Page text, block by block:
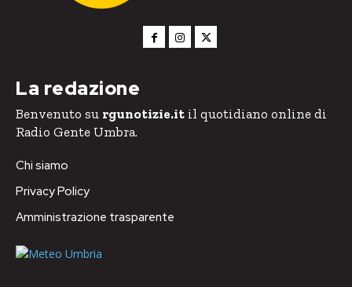
La redazione
Benvenuto su rgunotizie.it il quotidiano online di
Radio Gente Umbra.
Chi siamo
Privacy Policy
Amministrazione trasparente